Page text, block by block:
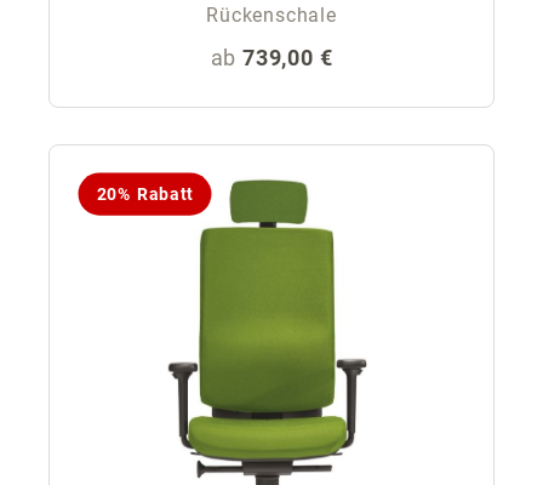
Rückenschale
Regulärer Preis:
ab 739,00 €
20% Rabatt